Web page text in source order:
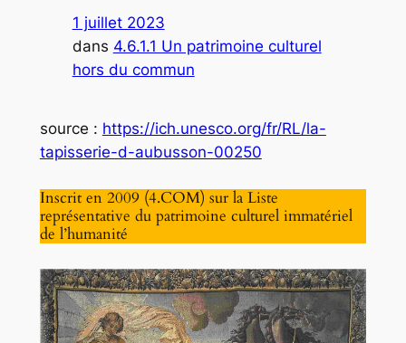
1 juillet 2023
dans 4.6.1.1 Un patrimoine culturel
hors du commun
source : https://ich.unesco.org/fr/RL/la-
tapisserie-d-aubusson-00250
Inscrit en 2009 (4.COM) sur la Liste
représentative du patrimoine culturel immatériel
de l’humanité